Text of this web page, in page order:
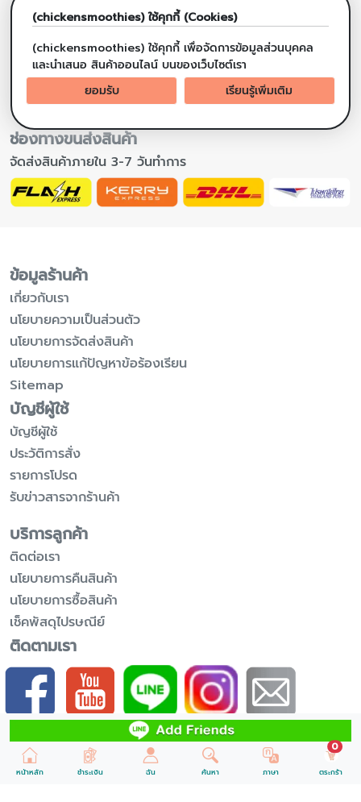
หน้าหลัก ชำระเงิน ฉัน ค้นหา ภาษา
0
ตระกร้า
ช่องทางขนส่งสินค้า
จัดส่งสินค้าภายใน 3-7 วันทำการ
ข้อมูลร้านค้า
เกี่ยวกับเรา
นโยบายความเป็นส่วนตัว
นโยบายการจัดส่งสินค้า
นโยบายการแก้ปัญหาข้อร้องเรียน
Sitemap
บัญชีผู้ใช้
บัญชีผู้ใช้
ประวัติการสั่ง
รายการโปรด
รับข่าวสารจากร้านค้า
บริการลูกค้า
ติดต่อเรา
นโยบายการคืนสินค้า
นโยบายการซื้อสินค้า
เช็คพัสดุไปรษณีย์
ติดตามเรา
รับข้อมูลข่าวสารเพิ่มเติม
(chickensmoothies) ใช้คุกกี้ (Cookies)
(chickensmoothies) ใช้คุกกี้ เพื่อจัดการข้อมูลส่วนบุคคล
และนำเสนอ สินค้าออนไลน์ บนของเว็บไซต์เรา
ยอมรับ
เรียนรู้เพิ่มเติม